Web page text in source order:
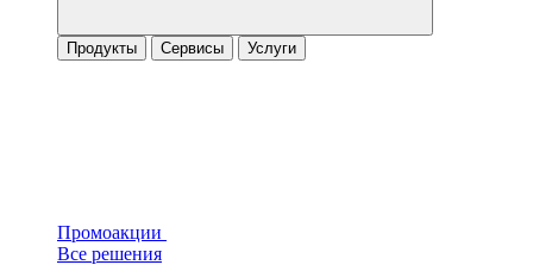
Продукты Сервисы Услуги
Промоакции
Все решения